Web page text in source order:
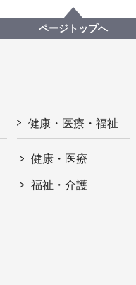
ページトップへ
健康・医療・福祉
健康・医療
福祉・介護